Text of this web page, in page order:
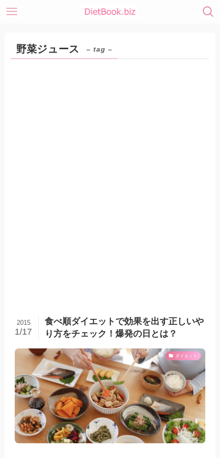
野菜ジュース – tag –
食べ順ダイエットで効果を出す正しいや
り方をチェック！爆発の日とは？
2015
1/17
ダイエット